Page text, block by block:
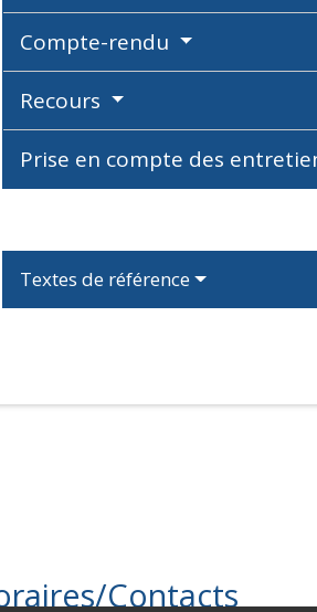
Compte-rendu
Recours
Prise en compte des
Textes de référence
Contacts